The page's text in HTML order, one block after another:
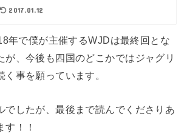
2017.01.12
年で僕が主催するWJDは最終回とな
が、今後も四国のどこかではジャグリ
く事を願っています。
でしたが、最後まで読んでくださりあ
す！！